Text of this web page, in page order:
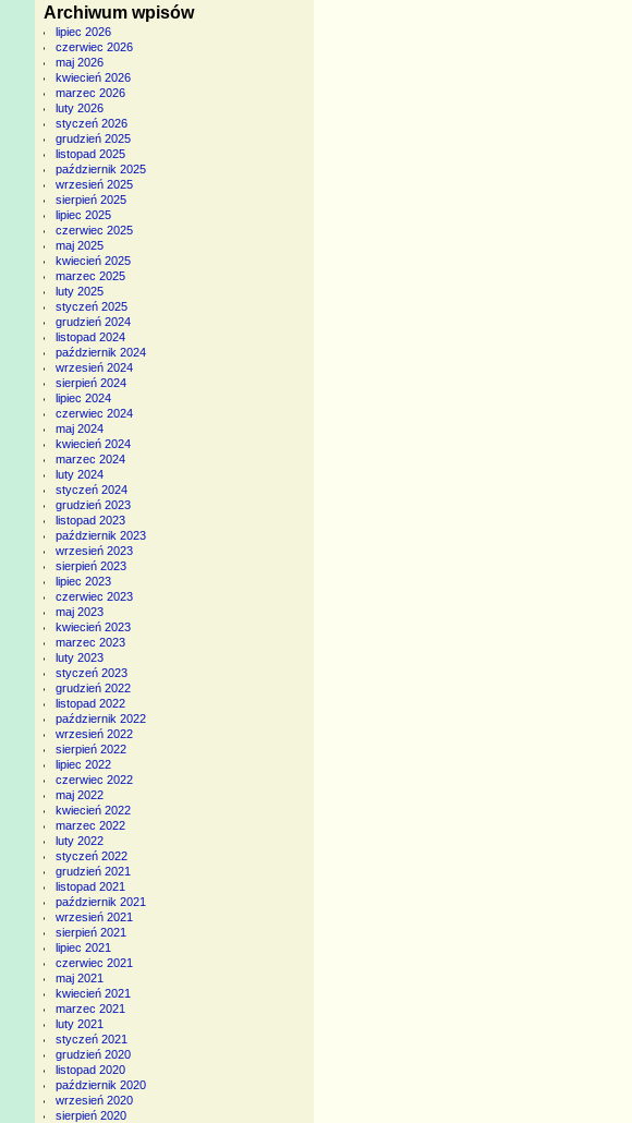
Archiwum wpisów
lipiec 2026
czerwiec 2026
maj 2026
kwiecień 2026
marzec 2026
luty 2026
styczeń 2026
grudzień 2025
listopad 2025
październik 2025
wrzesień 2025
sierpień 2025
lipiec 2025
czerwiec 2025
maj 2025
kwiecień 2025
marzec 2025
luty 2025
styczeń 2025
grudzień 2024
listopad 2024
październik 2024
wrzesień 2024
sierpień 2024
lipiec 2024
czerwiec 2024
maj 2024
kwiecień 2024
marzec 2024
luty 2024
styczeń 2024
grudzień 2023
listopad 2023
październik 2023
wrzesień 2023
sierpień 2023
lipiec 2023
czerwiec 2023
maj 2023
kwiecień 2023
marzec 2023
luty 2023
styczeń 2023
grudzień 2022
listopad 2022
październik 2022
wrzesień 2022
sierpień 2022
lipiec 2022
czerwiec 2022
maj 2022
kwiecień 2022
marzec 2022
luty 2022
styczeń 2022
grudzień 2021
listopad 2021
październik 2021
wrzesień 2021
sierpień 2021
lipiec 2021
czerwiec 2021
maj 2021
kwiecień 2021
marzec 2021
luty 2021
styczeń 2021
grudzień 2020
listopad 2020
październik 2020
wrzesień 2020
sierpień 2020